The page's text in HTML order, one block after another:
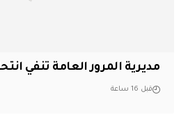
مديرية المرور العامة تنفي
قبل 16 ساعة